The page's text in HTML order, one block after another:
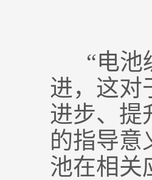
“电池
进，这对
进步、提
的指导意
池在相关